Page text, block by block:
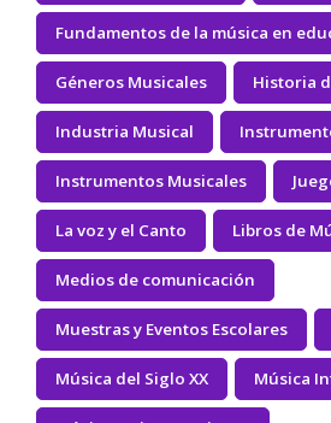
Fundamentos de la música en
Géneros Musicales Historia
Industria Musical
Instrumentos Musicales
La voz y el Canto Libros de
Medios de comunicación
Muestras y Eventos Escolares
Música del Siglo XX Música